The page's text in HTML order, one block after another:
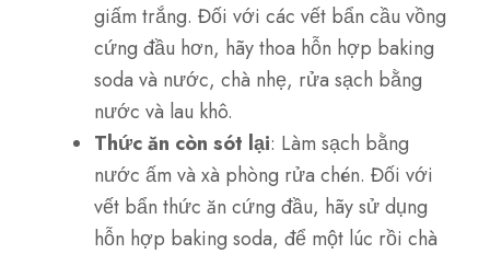
giấm trắng. Đối với các vết bẩn cầu vồng
cứng đầu hơn, hãy thoa hỗn hợp baking
soda và nước, chà nhẹ, rửa sạch bằng
nước và lau khô.
Thức ăn còn sót lại: Làm sạch bằng
nước ấm và xà phòng rửa chén. Đối với
vết bẩn thức ăn cứng đầu, hãy sử dụng
hỗn hợp baking soda, để một lúc rồi chà